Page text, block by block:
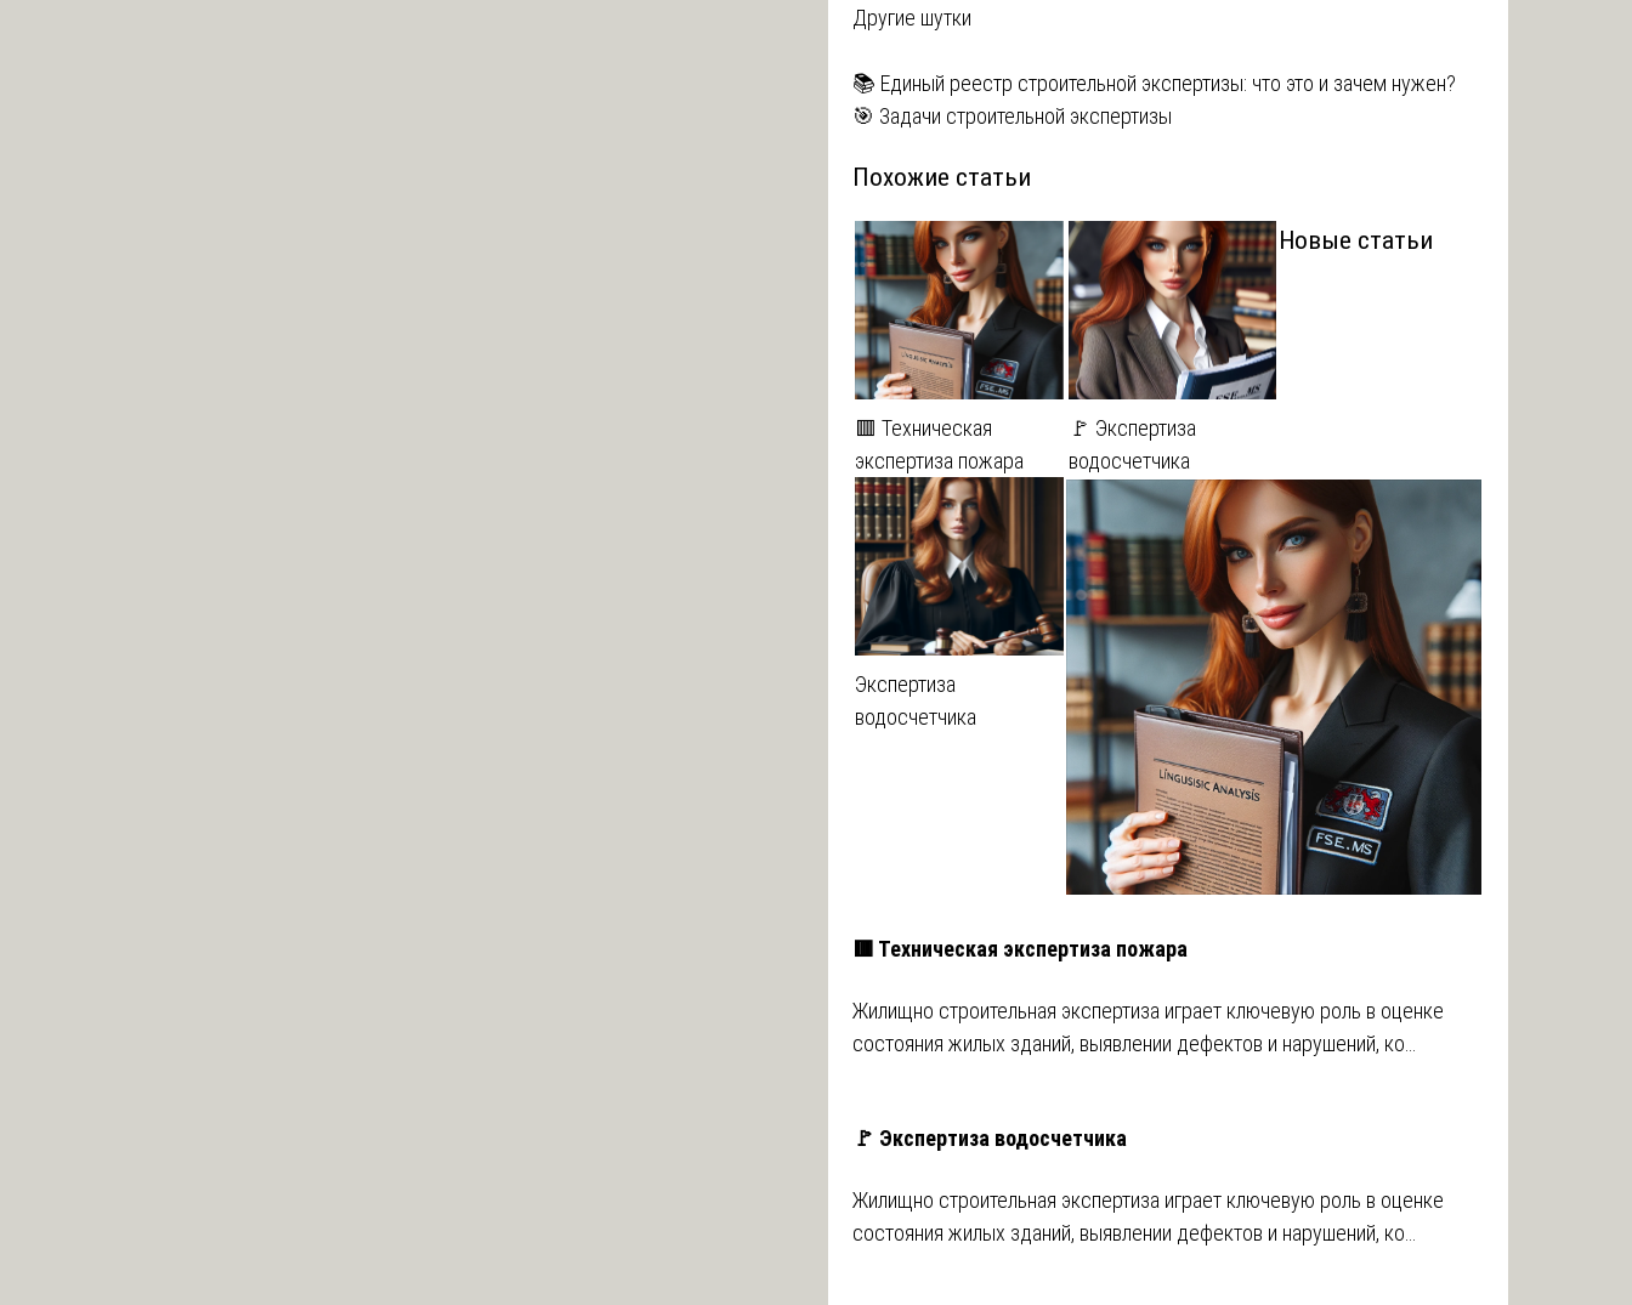
Другие шутки
Навигация
записям
📚 Единый реестр строительной экспертизы: что это и зачем нужен?
🎯 Задачи строительной экспертизы
Похожие статьи
🟥 Техническая
экспертиза пожара
🚩 Экспертиза
водосчетчика
Экспертиза
водосчетчика
Новые статьи
🟥 Техническая экспертиза пожара
Жилищно строительная экспертиза играет ключевую роль в оценке
состояния жилых зданий, выявлении дефектов и нарушений, ко…
🚩 Экспертиза водосчетчика
Жилищно строительная экспертиза играет ключевую роль в оценке
состояния жилых зданий, выявлении дефектов и нарушений, ко…